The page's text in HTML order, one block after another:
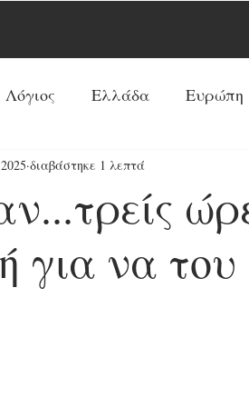
Ελλάδα Ευρώπη
Νέα Τάξη Πραγμάτων
Ρεπορτάζ
για να του
διαβάστηκε 1 λεπτά